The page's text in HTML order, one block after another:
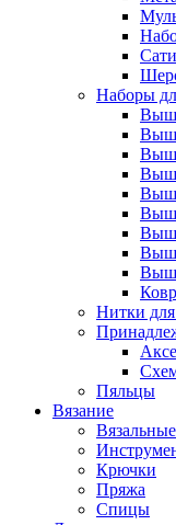
Наборы
Нитки
Пяльцы
Вязание
Крючки
Пряжа
Спицы